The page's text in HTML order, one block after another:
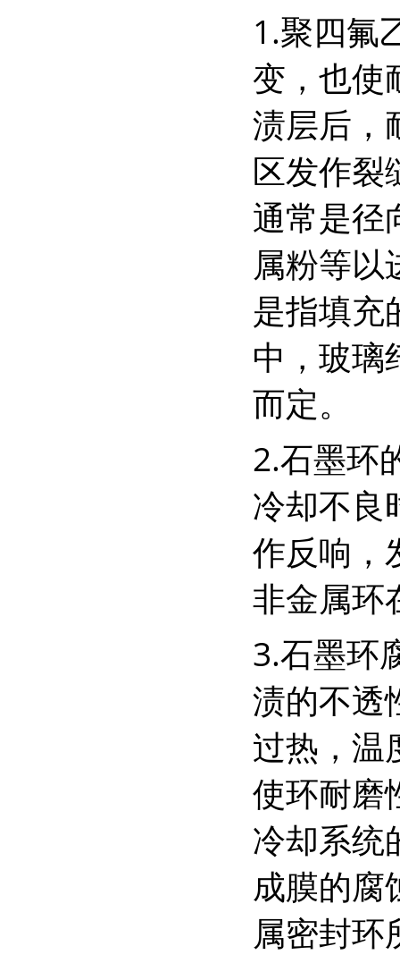
1.聚四氟
变，也使
渍层后，
区发作裂
通常是径
属粉等以
是指填充
中，玻璃
而定。
2.石墨环
冷却不良
作反响，
非金属环
3.石墨环
渍的不透
过热，温
使环耐磨
冷却系统
成膜的腐
属密封环